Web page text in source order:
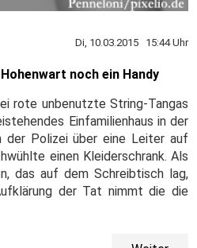
Di, 10.03.2015 15:44 Uhr
noch ein Handy
rote unbenutzte String-Tangas
Einfamilienhaus in der
der Polizei über eine Leiter auf
einen Kleiderschrank. Als
das auf dem Schreibtisch lag,
der Tat nimmt die die